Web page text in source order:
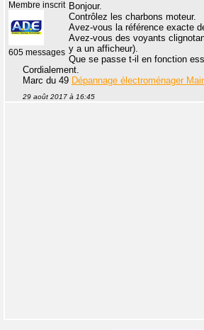
Membre inscrit
605 messages
Bonjour.
Contrôlez les charbons moteur.
Avez-vous la référence exacte
Avez-vous des voyants
y a un afficheur).
Que se passe t-il en fonction
Cordialement.
Marc du 49 Dépannage électroménager
29 août 2017 à 16:45